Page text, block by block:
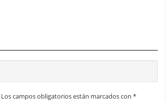
Los campos obligatorios están marcados con *